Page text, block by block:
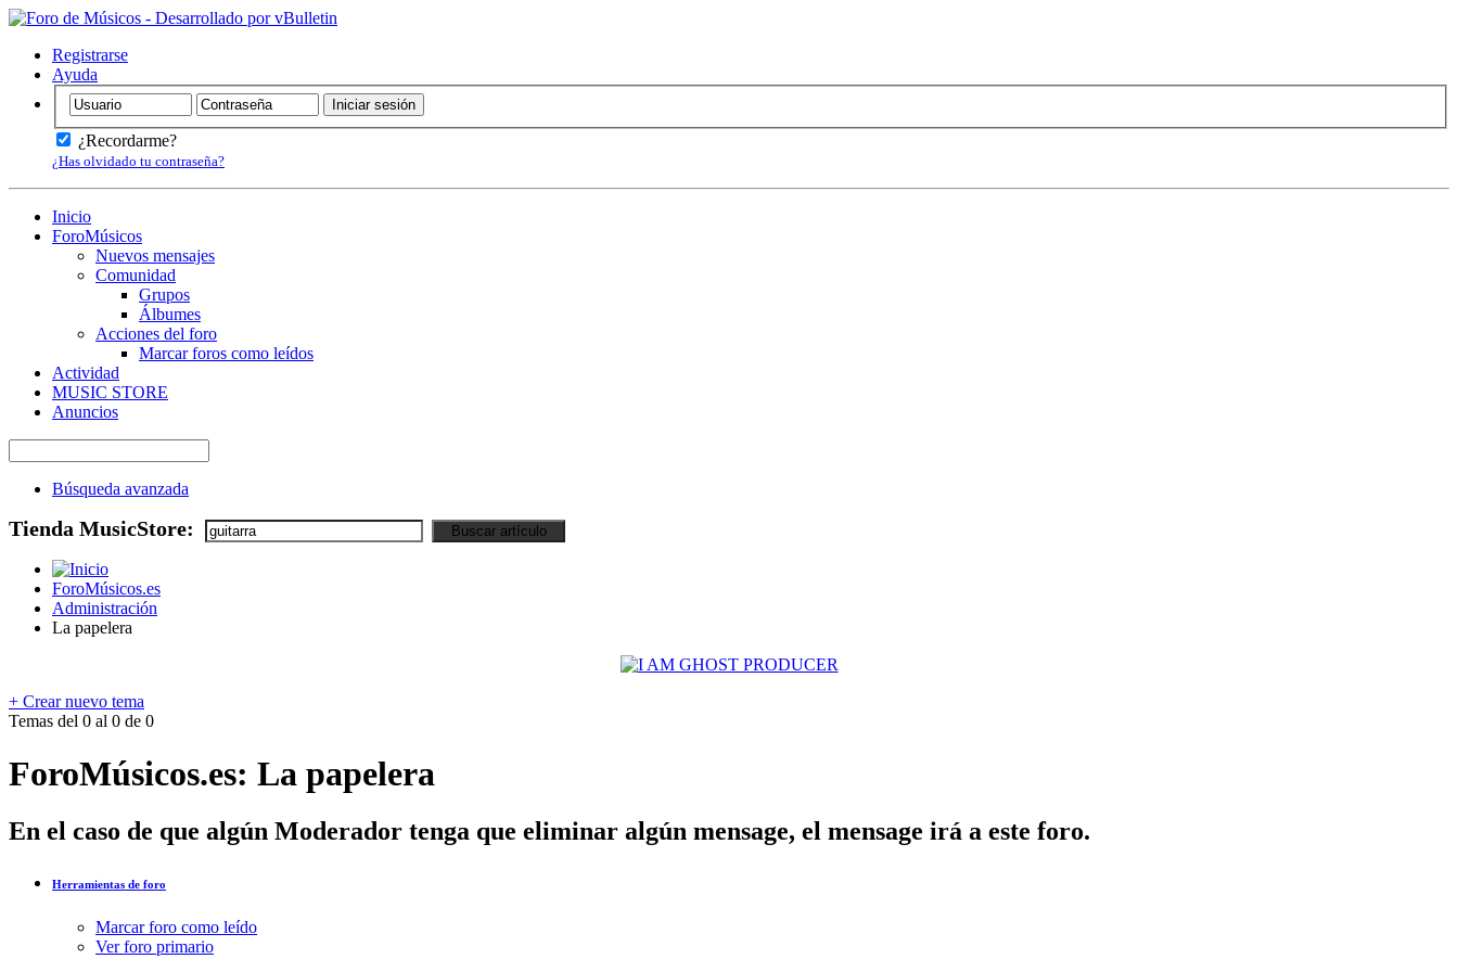
Registrarse
Ayuda
¿Recordarme?
¿Has olvidado tu contraseña?
Inicio
ForoMúsicos
Nuevos mensajes
Comunidad
Grupos
Álbumes
Acciones del foro
Marcar foros como leídos
Actividad
MUSIC STORE
Anuncios
Búsqueda avanzada
Tienda MusicStore:
ForoMúsicos.es
Administración
La papelera
+ Crear nuevo tema
Temas del 0 al 0 de 0
ForoMúsicos.es: La papelera
En el caso de que algún Moderador tenga que eliminar algún mensage, el mensage irá a este foro.
Herramientas de foro
Marcar foro como leído
Ver foro primario